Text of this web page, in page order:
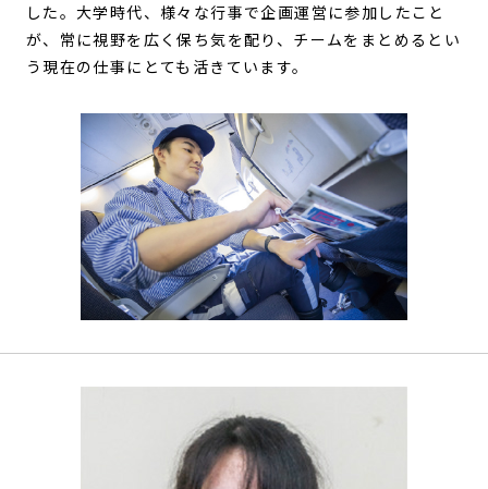
した。大学時代、様々な行事で企画運営に参加したこと
が、常に視野を広く保ち気を配り、チームをまとめるとい
う現在の仕事にとても活きています。